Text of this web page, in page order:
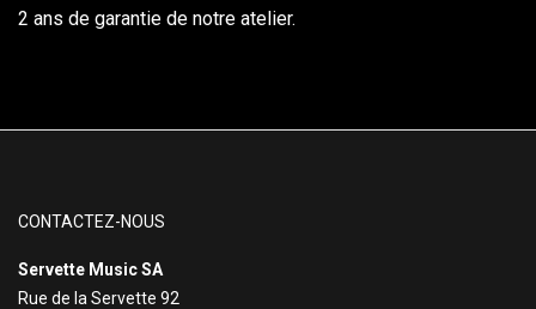
2 ans de garantie de notre atelier.
CONTACTEZ-NOUS
Servette Music SA
Rue de la Servette 92